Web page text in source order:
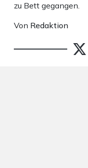
zu Bett gegangen.
Von Redaktion